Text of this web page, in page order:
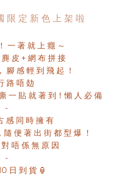
限 定 新 色 上 架 啦
一 著 就 上 癮 ～
皮 + 網 布 拼 接
腳 感 輕 到 飛 起 ！
路 唔 攰
一 貼 就 著 到！懶 人 必 備
-
感 同 時 擁 有
便 著 出 街 都 型 爆 ！
唔 係 無 原 因
-
日 到 貨 🏮